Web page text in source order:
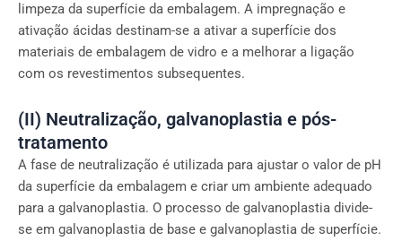
limpeza da superfície da embalagem. A impregnação e
ativação ácidas destinam-se a ativar a superfície dos
materiais de embalagem de vidro e a melhorar a ligação
com os revestimentos subsequentes.
(II) Neutralização, galvanoplastia e pós-
tratamento
A fase de neutralização é utilizada para ajustar o valor de pH
da superfície da embalagem e criar um ambiente adequado
para a galvanoplastia. O processo de galvanoplastia divide-
se em galvanoplastia de base e galvanoplastia de superfície.